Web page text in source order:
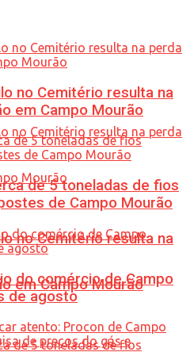
no Cemitério resulta na
em Campo Mourão
no Cemitério resulta na
em Campo Mourão
de 5 toneladas de fios
de Campo Mourão
do comércio de Campo
de agosto